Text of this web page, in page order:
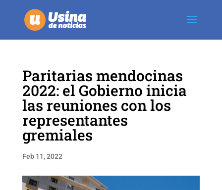
Paritarias mendocinas
2022: el Gobierno inicia
las reuniones con los
representantes
gremiales
Feb 11, 2022